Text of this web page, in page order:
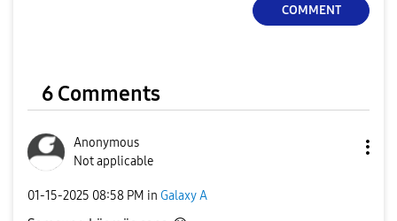
COMMENT
6 Comments
Anonymous
Not applicable
‎01-15-2025 08:58 PM in Galaxy A